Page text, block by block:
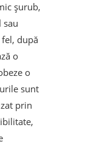
șurub,
sau
după
o
o
sunt
prin